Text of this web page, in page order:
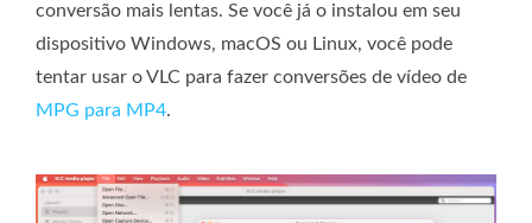
conversão mais lentas. Se você já o instalou em seu
dispositivo Windows, macOS ou Linux, você pode
tentar usar o VLC para fazer conversões de vídeo de
MPG para MP4.